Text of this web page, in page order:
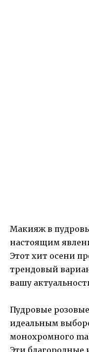
Макияж в
настоящим
Этот хит осени
трендовый
вашу
Пудровые
идеальным
монохромного